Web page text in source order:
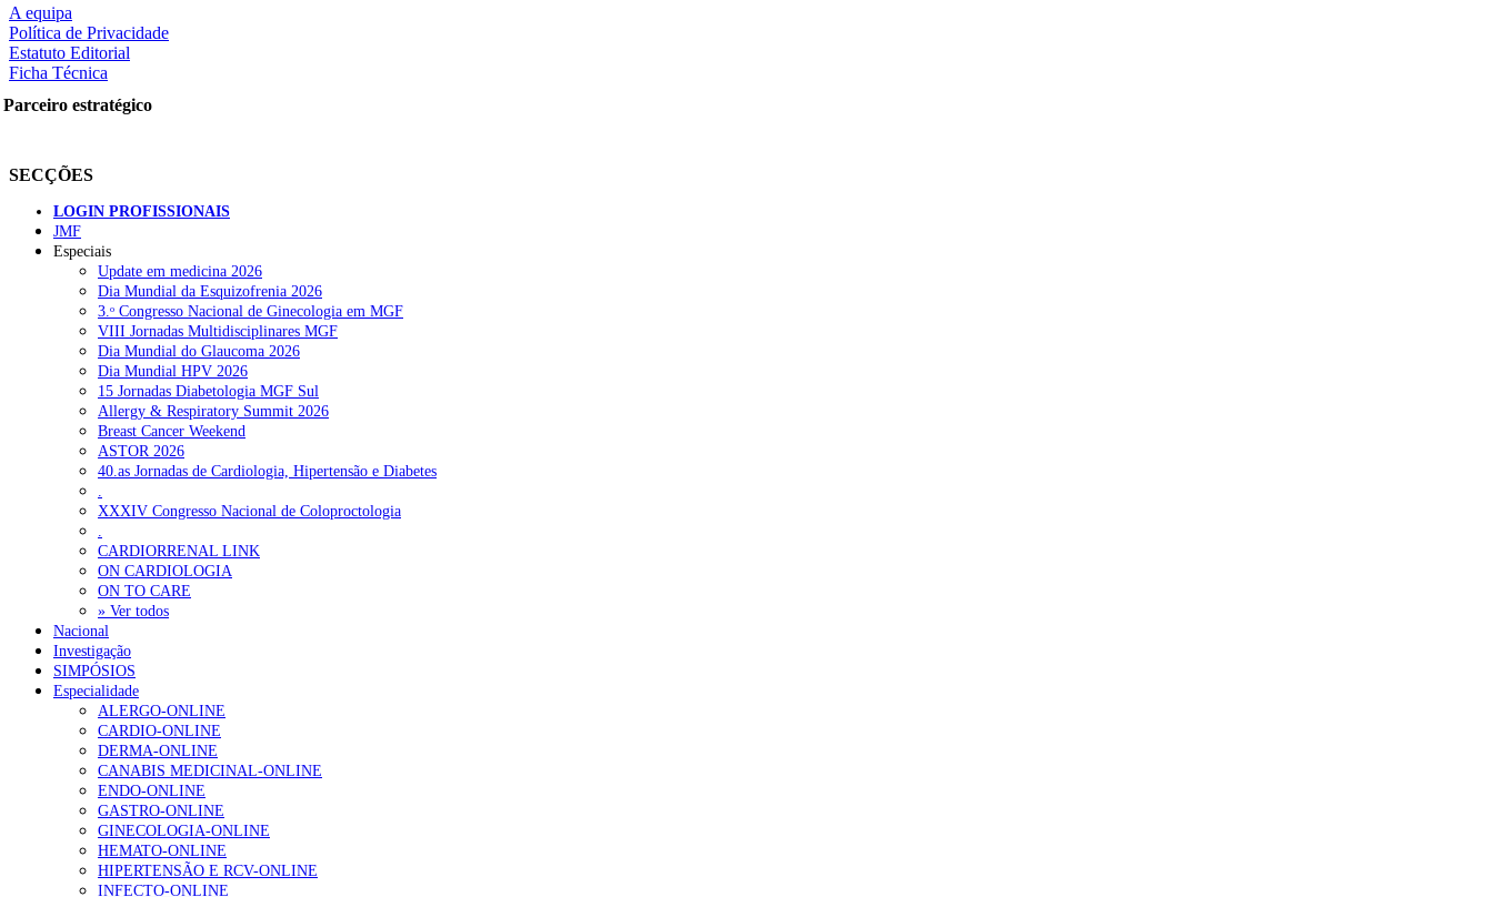
nas redes sociais:
RECENTES
Quase 11.900 jovens recorreram aos cheques psicólogo e nutricionista no primeiro mês
ULS de Coimbra estreia cirurgia endoscópica do ouvido com apoio robótico em Portugal
Enfermeiros exigem esclarecimentos sobre eventual gestão privada da ULS do Algarve
Ordem dos Médicos alerta para riscos no novo sistema de acesso a consultas e cirurgias
Portugal está a formar os médicos de que precisa?
MAIS LIDAS
Enfermagem Forense. “Da urgência ao tribunal, cada gesto conta e cada profissional faz a diferença”
202 visualizações
Alguns milhares de utentes podem ficar sem médico de família com nova regras do registo, alerta associação
155 visualizações
A equipa
Política de Privacidade
Estatuto Editorial
Ficha Técnica
Parceiro estratégico
SECÇÕES
LOGIN PROFISSIONAIS
JMF
Especiais
Update em medicina 2026
Dia Mundial da Esquizofrenia 2026
3.ᵒ Congresso Nacional de Ginecologia em MGF
VIII Jornadas Multidisciplinares MGF
Dia Mundial do Glaucoma 2026
Dia Mundial HPV 2026
15 Jornadas Diabetologia MGF Sul
Allergy & Respiratory Summit 2026
Breast Cancer Weekend
ASTOR 2026
40.as Jornadas de Cardiologia, Hipertensão e Diabetes
.
XXXIV Congresso Nacional de Coloproctologia
.
CARDIORRENAL LINK
ON CARDIOLOGIA
ON TO CARE
» Ver todos
Nacional
Investigação
SIMPÓSIOS
Especialidade
ALERGO-ONLINE
CARDIO-ONLINE
DERMA-ONLINE
CANABIS MEDICINAL-ONLINE
ENDO-ONLINE
GASTRO-ONLINE
GINECOLOGIA-ONLINE
HEMATO-ONLINE
HIPERTENSÃO E RCV-ONLINE
INFECTO-ONLINE